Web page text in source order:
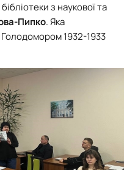
з наукової та
Пипко. Яка
Голодомором 1932-1933